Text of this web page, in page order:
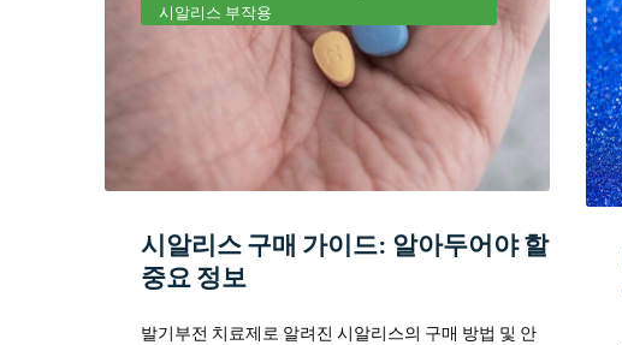
시알리스 부작용
시알리스 구매 가이드: 알아두어야 할
중요 정보
발기부전 치료제로 알려진 시알리스의 구매 방법 및 안